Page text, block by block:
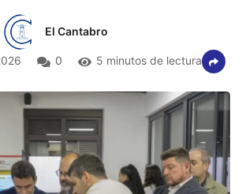
El Cantabro
0 5 minutos de lectura